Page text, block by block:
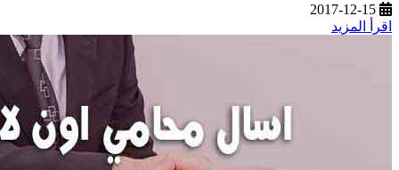
2017-12-15
اقرأ المزيد